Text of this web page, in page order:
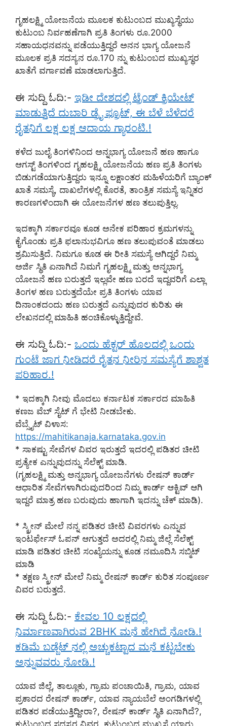
ಗೃಹಲಕ್ಷ್ಮಿ ಯೋಜನೆಯ ಮೂಲಕ ಕುಟುಂಬದ ಮುಖ್ಯಸ್ಥೆಯು
ಕುಟುಂಬ ನಿರ್ವಹಣೆಗಾಗಿ ಪ್ರತಿ ತಿಂಗಳು ರೂ.2000
ಸಹಾಯಧನವನ್ನು ಪಡೆಯುತ್ತಿದ್ದರೆ ಅನನ ಭಾಗ್ಯ ಯೋಜನೆ
ಮೂಲಕ ಪ್ರತಿ ಸದಸ್ಯನ ರೂ.170 ನ್ನು ಕುಟುಂಬದ ಮುಖ್ಯಸ್ಥರ
ಖಾತೆಗೆ ವರ್ಗಾವಣೆ ಮಾಡಲಾಗುತ್ತಿದೆ.
ಈ ಸುದ್ದಿ ಓದಿ:- ಇಡೀ ದೇಶದಲ್ಲಿ ಟ್ರೆಂಡ್ ಕ್ರಿಯೇಟ್
ಮಾಡುತ್ತಿದೆ ದುಬಾರಿ ಡ್ರೈ ಫ್ರೂಟ್, ಈ ಬೆಳೆ ಬೆಳೆದರೆ
ರೈತನಿಗೆ ಲಕ್ಷ ಲಕ್ಷ ಆದಾಯ ಗ್ಯಾರಂಟಿ.!
ಕಳೆದ ಜುಲೈ ತಿಂಗಳಿನಿಂದ ಅನ್ನಭಾಗ್ಯ ಯೋಜನೆ ಹಣ ಹಾಗೂ
ಆಗಸ್ಟ್ ತಿಂಗಳಿಂದ ಗೃಹಲಕ್ಷ್ಮಿ ಯೋಜನೆಯ ಹಣ ಪ್ರತಿ ತಿಂಗಳು
ಬಿಡುಗಡೆಯಾಗುತ್ತಿದ್ದರು ಇನ್ನೂ ಲಕ್ಷಾಂತರ ಮಹಿಳೆಯರಿಗೆ ಬ್ಯಾಂಕ್
ಖಾತೆ ಸಮಸ್ಯೆ, ದಾಖಲೆಗಳಲ್ಲಿ ಕೊರತೆ, ತಾಂತ್ರಿಕ ಸಮಸ್ಯೆ ಇನ್ನಿತರ
ಕಾರಣಗಳಿಂದಾಗಿ ಈ ಯೋಜನೆಗಳ ಹಣ ತಲುಪುತ್ತಿಲ್ಲ.
ಇದಕ್ಕಾಗಿ ಸರ್ಕಾರವೂ ಕೂಡ ಅನೇಕ ಪರಿಹಾರ ಕ್ರಮಗಳನ್ನು
ಕೈಗೊಂಡು ಪ್ರತಿ ಫಲಾನುಭವಿಗೂ ಹಣ ತಲುಪುವಂತೆ ಮಾಡಲು
ಶ್ರಮಿಸುತ್ತಿದೆ. ನಿಮಗೂ ಕೂಡ ಈ ರೀತಿ ಸಮಸ್ಯೆ ಆಗಿದ್ದರೆ ನಿಮ್ಮ
ಅರ್ಜಿ ಸ್ಥಿತಿ ಏನಾಗಿದೆ ನಿಮಗೆ ಗೃಹಲಕ್ಷ್ಮಿ ಮತ್ತು ಅನ್ನಭಾಗ್ಯ
ಯೋಜನೆ ಹಣ ಬರುತ್ತದೆ ಇಲ್ಲವೇ ಹಣ ಬರದೆ ಇದ್ದವರಿಗೆ ಎಲ್ಲಾ
ತಿಂಗಳ ಹಣ ಬರುತ್ತದೆಯೇ ಪ್ರತಿ ತಿಂಗಳು ಯಾವ
ದಿನಾಂಕದಂದು ಹಣ ಬರುತ್ತದೆ ಎನ್ನುವುದರ ಕುರಿತು ಈ
ಲೇಖನದಲ್ಲಿ ಮಾಹಿತಿ ಹಂಚಿಕೊಳ್ಳುತ್ತಿದ್ದೇವೆ.
ಈ ಸುದ್ದಿ ಓದಿ:- ಒಂದು ಹೆಕ್ಟರ್ ಹೊಲದಲ್ಲಿ ಒಂದು
ಗುಂಟೆ ಜಾಗ ನೀಡಿದರೆ ರೈತನ ನೀರಿನ ಸಮಸ್ಯೆಗೆ ಶಾಶ್ವತ
ಪರಿಹಾರ.!
* ಇದಕ್ಕಾಗಿ ನೀವು ಮೊದಲು ಕರ್ನಾಟಕ ಸರ್ಕಾರದ ಮಾಹಿತಿ
ಕಣಜ ವೆಬ್ ಸೈಟ್ ಗೆ ಭೇಟಿ ನೀಡಬೇಕು.
ವೆಬ್ಸೈಟ್ ವಿಳಾಸ:
https://mahitikanaja.karnataka.gov.in
* ಸಾಕಷ್ಟು ಸೇವೆಗಳ ವಿವರ ಇರುತ್ತದೆ ಇದರಲ್ಲಿ ಪಡಿತರ ಚೀಟಿ
ಪ್ರತ್ಯೇಕ ಎನ್ನುವುದನ್ನು ಸೆಲೆಕ್ಟ್ ಮಾಡಿ.
(ಗೃಹಲಕ್ಷ್ಮಿ ಮತ್ತು ಅನ್ನಭಾಗ್ಯ ಯೋಜನೆಗಳು ರೇಷನ್ ಕಾರ್ಡ್
ಆಧಾರಿತ ಸೇವೆಗಳಾಗಿರುವುದರಿಂದ ನಿಮ್ಮ ಕಾರ್ಡ್ ಆಕ್ಟಿವ್ ಆಗಿ
ಇದ್ದರೆ ಮಾತ್ರ ಹಣ ಬರುವುದು ಹಾಗಾಗಿ ಇದನ್ನು ಚೆಕ್ ಮಾಡಿ).
* ಸ್ಕ್ರೀನ್ ಮೇಲೆ ನನ್ನ ಪಡಿತರ ಚೀಟಿ ವಿವರಗಳು ಎನ್ನುವ
ಇಂಟರ್ಫೇಸ್ ಓಪನ್ ಆಗುತ್ತದೆ ಅದರಲ್ಲಿ ನಿಮ್ಮ ಜಿಲ್ಲೆ ಸೆಲೆಕ್ಟ್
ಮಾಡಿ ಪಡಿತರ ಚೀಟಿ ಸಂಖ್ಯೆಯನ್ನು ಕೂಡ ನಮೂದಿಸಿ ಸಬ್ಮಿಟ್
ಮಾಡಿ
* ತಕ್ಷಣ ಸ್ಕ್ರೀನ್ ಮೇಲೆ ನಿಮ್ಮ ರೇಷನ್ ಕಾರ್ಡ್ ಕುರಿತ ಸಂಪೂರ್ಣ
ವಿವರ ಬರುತ್ತದೆ.
ಈ ಸುದ್ದಿ ಓದಿ:- ಕೇವಲ 10 ಲಕ್ಷದಲ್ಲಿ
ನಿರ್ಮಾಣವಾಗಿರುವ 2BHK ಮನೆ ಹೇಗಿದೆ ನೋಡಿ.!
ಕಡಿಮೆ ಬಡ್ಜೆಟ್ ನಲ್ಲಿ ಅಚ್ಚುಕಟ್ಟಾದ ಮನೆ ಕಟ್ಟಬೇಕು
ಅನ್ನುವವರು ನೋಡಿ.!
ಯಾವ ಜಿಲ್ಲೆ, ತಾಲ್ಲೂಕು, ಗ್ರಾಮ ಪಂಚಾಯಿತಿ, ಗ್ರಾಮ, ಯಾವ
ಪ್ರಕಾರದ ರೇಷನ್ ಕಾರ್ಡ್, ಯಾವ ನ್ಯಾಯಬೆಲೆ ಅಂಗಡಿಗಳಲ್ಲಿ
ಪಡಿತರ ಪಡೆಯುತ್ತಿದ್ದೀರಾ?, ರೇಷನ್ ಕಾರ್ಡ್ ಸ್ಥಿತಿ ಏನಾಗಿದೆ?,